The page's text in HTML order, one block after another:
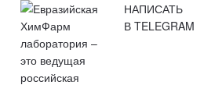
НАПИСАТЬ
В TELEGRAM